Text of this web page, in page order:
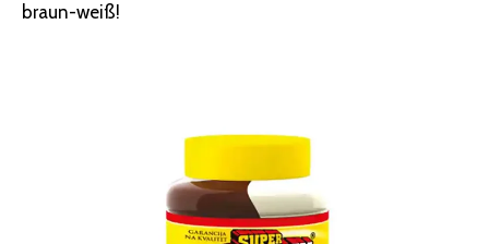
braun-weiß!